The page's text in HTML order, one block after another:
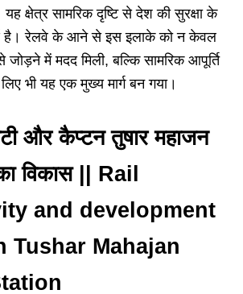
क्षेत्र सामरिक दृष्टि से देश की सुरक्षा के
है। रेलवे के आने से इस इलाके को न केवल
में मदद मिली, बल्कि सामरिक आपूर्ति
भी यह एक मुख्य मार्ग बन गया।
और कैप्टन तुषार महाजन
विकास || Rail
and development
Tushar Mahajan